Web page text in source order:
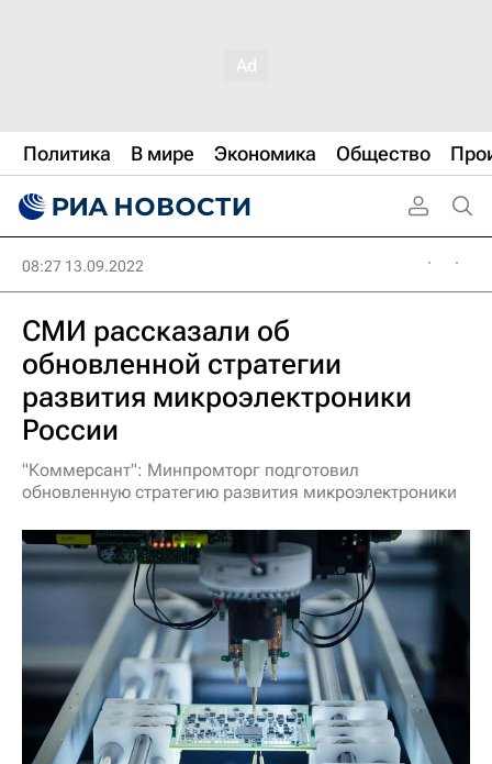
Политика В мире Экономика Общество
08:27 13.09.2022
СМИ рассказали об
обновленной стратегии
развития микроэлектроники
России
"Коммерсант": Минпромторг подготовил
обновленную стратегию развития микроэлектроники